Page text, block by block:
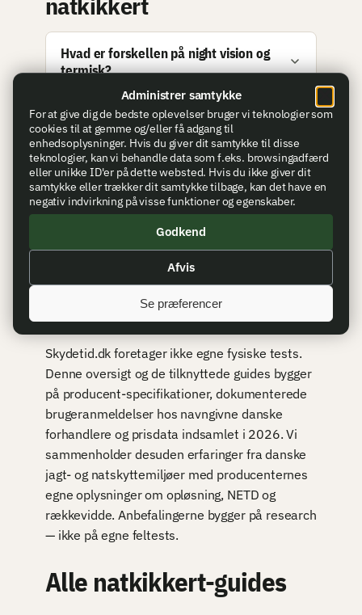
Administrer samtykke
For at give dig de bedste oplevelser bruger vi teknologier som
cookies til at gemme og/eller få adgang til
enhedsoplysninger. Hvis du giver dit samtykke til disse
teknologier, kan vi behandle data som f.eks. browsingadfærd
eller unikke ID'er på dette websted. Hvis du ikke giver dit
samtykke eller trækker dit samtykke tilbage, kan det have en
negativ indvirkning på visse funktioner og egenskaber.
Godkend
Afvis
Se præferencer
Hvad er forskellen på night vision og
termisk?
Er billig digital natkikkert god nok til
rotter?
Hvad koster en termisk natkikkert?
Hvad er en clip-on natkikkert?
Sådan har vi vurderet
Skydetid.dk foretager ikke egne fysiske tests.
Denne oversigt og de tilknyttede guides bygger
på producent-specifikationer, dokumenterede
brugeranmeldelser hos navngivne danske
forhandlere og prisdata indsamlet i 2026. Vi
sammenholder desuden erfaringer fra danske
jagt- og natskyttemiljøer med producenternes
egne oplysninger om opløsning, NETD og
rækkevidde. Anbefalingerne bygger på research
— ikke på egne feltests.
Alle natkikkert-guides